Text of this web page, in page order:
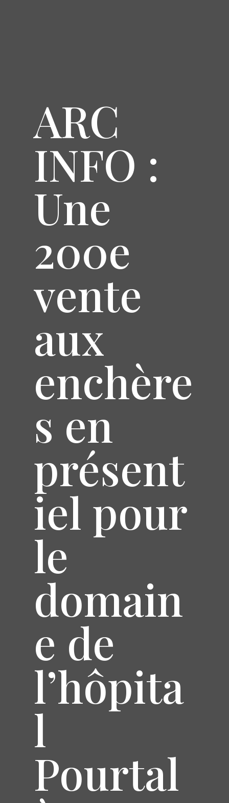
ARC
INFO :
Une
200e
vente
aux
enchère
s en
présent
iel pour
le
domain
e de
l’hôpita
l
Pourtal